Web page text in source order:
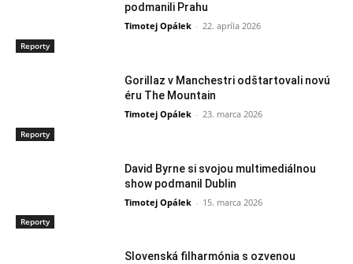
Reporty
podmanili Prahu
Timotej Opálek - 22. apríla 2026
Reporty
Gorillaz v Manchestri odštartovali novú
éru The Mountain
Timotej Opálek - 23. marca 2026
Reporty
David Byrne si svojou multimediálnou
show podmanil Dublin
Timotej Opálek - 15. marca 2026
Slovenská filharmónia s ozvenou